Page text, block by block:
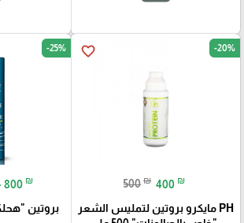
favorite_border -20%
500 ₪ 400 ₪
PH مايكرو بروتين لتمليس الشعر
-25%
800 ₪
بروتين